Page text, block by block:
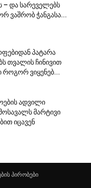
– და სარეველებს
ვაშრობ ჭანგასა...
პატარა
თვალის ჩინივით
ვიყენებ...
ადვილი
მარტივი
იცავენ
პირობები